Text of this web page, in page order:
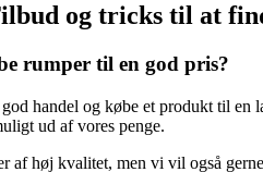
og tricks til at
rumper til en god pris?
handel og købe et produkt til
ud af vores penge.
af høj kvalitet, men vi vil også